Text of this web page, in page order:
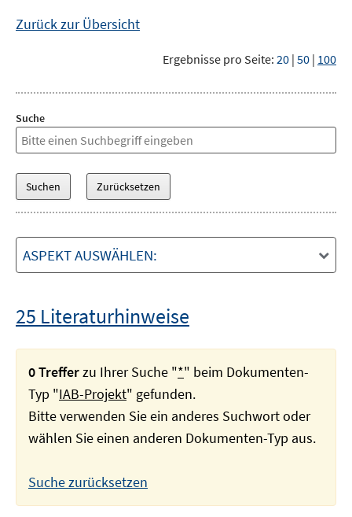
Fenster
Zurück zur Übersicht
Ergebnisse pro Seite: 20 | 50 | 100
Suche
ASPEKT AUSWÄHLEN:
25 Literaturhinweise
0 Trefferzu Ihrer Suche "*" beim Dokumenten-
Typ "IAB-Projekt" gefunden.
Bitte verwenden Sie ein anderes Suchwort oder
wählen Sie einen anderen Dokumenten-Typ aus.
Suche zurücksetzen